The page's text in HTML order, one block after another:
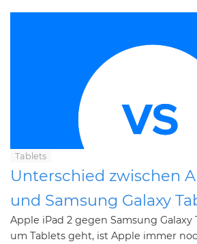
Tablets
Unterschied zwischen
und Samsung Galaxy
Apple iPad 2 gegen Samsung Galaxy
um Tablets geht, ist Apple immer